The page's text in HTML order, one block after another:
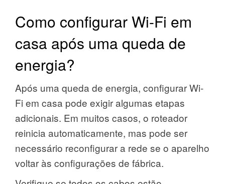
Como configurar Wi-Fi em
casa após uma queda de
energia?
Após uma queda de energia, configurar Wi-
Fi em casa pode exigir algumas etapas
adicionais. Em muitos casos, o roteador
reinicia automaticamente, mas pode ser
necessário reconfigurar a rede se o aparelho
voltar às configurações de fábrica.